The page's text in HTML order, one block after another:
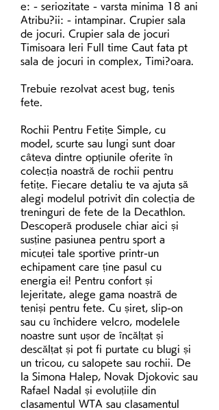
e: - seriozitate - varsta minima 18 ani
Atribu?ii: - intampinar. Crupier sala
de jocuri. Crupier sala de jocuri
Timisoara Ieri Full time Caut fata pt
sala de jocuri in complex, Timi?oara.
Trebuie rezolvat acest bug, tenis
fete.
Rochii Pentru Fetițe Simple, cu
model, scurte sau lungi sunt doar
câteva dintre opțiunile oferite în
colecția noastră de rochii pentru
fetițe. Fiecare detaliu te va ajuta să
alegi modelul potrivit din colecția de
treninguri de fete de la Decathlon.
Descoperă produsele chiar aici și
susține pasiunea pentru sport a
micuței tale sportive printr-un
echipament care ține pasul cu
energia ei! Pentru confort și
lejeritate, alege gama noastră de
teniși pentru fete. Cu șiret, slip-on
sau cu închidere velcro, modelele
noastre sunt ușor de încălțat și
descălțat și pot fi purtate cu blugi și
un tricou, cu salopete sau rochii. De
la Simona Halep, Novak Djokovic sau
Rafael Nadal și evoluțiile din
clasamentul WTA sau clasamentul